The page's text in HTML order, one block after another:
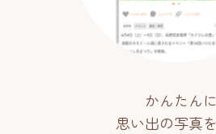
かんたんに
思い出の写真